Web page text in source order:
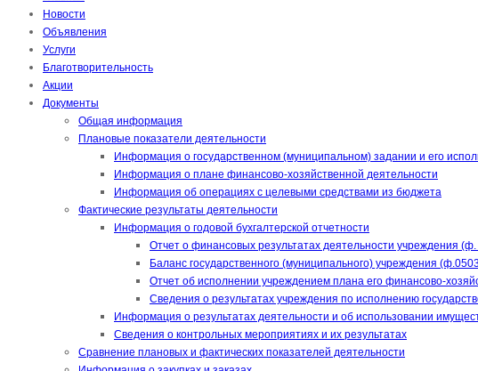
Новости
Объявления
Услуги
Благотворительность
Акции
Документы
Общая информация
Плановые показатели деятельности
Информация о государственном (муниципальном) задании и его
Информация о плане финансово-хозяйственной деятельности
Информация об операциях с целевыми средствами из бюджета
Фактические результаты деятельности
Информация о годовой бухгалтерской отчетности
Отчет о финансовых результатах деятельности учреждения
Баланс государственного (муниципального) учреждения
Отчет об исполнении учреждением плана его финансово-
Сведения о результатах учреждения по исполнению
Информация о результатах деятельности и об использовании
Сведения о контрольных мероприятиях и их результатах
Сравнение плановых и фактических показателей деятельности